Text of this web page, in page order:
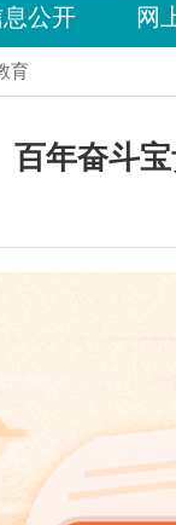
公开 网
育
百年奋斗